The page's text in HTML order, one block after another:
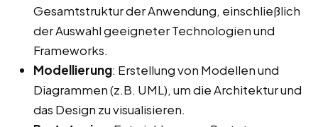
Gesamtstruktur der Anwendung, einschließlich
der Auswahl geeigneter Technologien und
Frameworks.
Modellierung: Erstellung von Modellen und
Diagrammen (z.B. UML), um die Architektur und
das Design zu visualisieren.